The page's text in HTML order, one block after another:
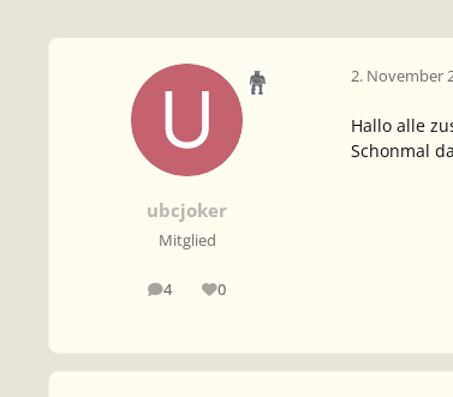
ubcjoker
Mitglied
4
Beiträge0
Reputation
2. November
Hallo alle
Schonmal